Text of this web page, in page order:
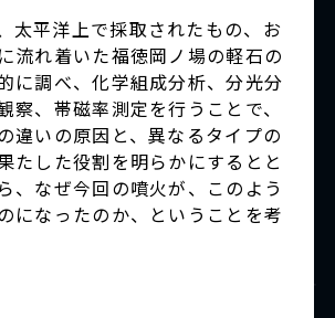
太平洋上で採取されたもの、お
流れ着いた福徳岡ノ場の軽石の
に調べ、化学組成分析、分光分
察、帯磁率測定を行うことで、
違いの原因と、異なるタイプの
たした役割を明らかにするとと
、なぜ今回の噴火が、このよう
になったのか、ということを考